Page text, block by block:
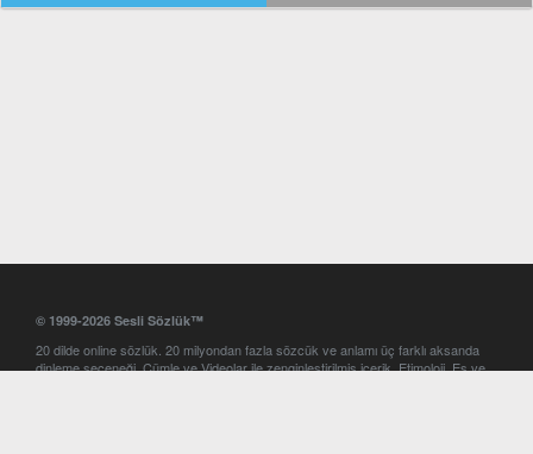
© 1999-2026 Sesli Sözlük™
20 dilde online sözlük. 20 milyondan fazla sözcük ve anlamı üç farklı aksanda
dinleme seçeneği. Cümle ve Videolar ile zenginleştirilmiş içerik. Etimoloji, Eş ve